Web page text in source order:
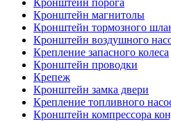
Кронштейн магнитолы
Кронштейн тормозного
Кронштейн воздушного
Крепление запасного колеса
Кронштейн проводки
Крепеж
Кронштейн замка двери
Крепление топливного
Кронштейн компрессора